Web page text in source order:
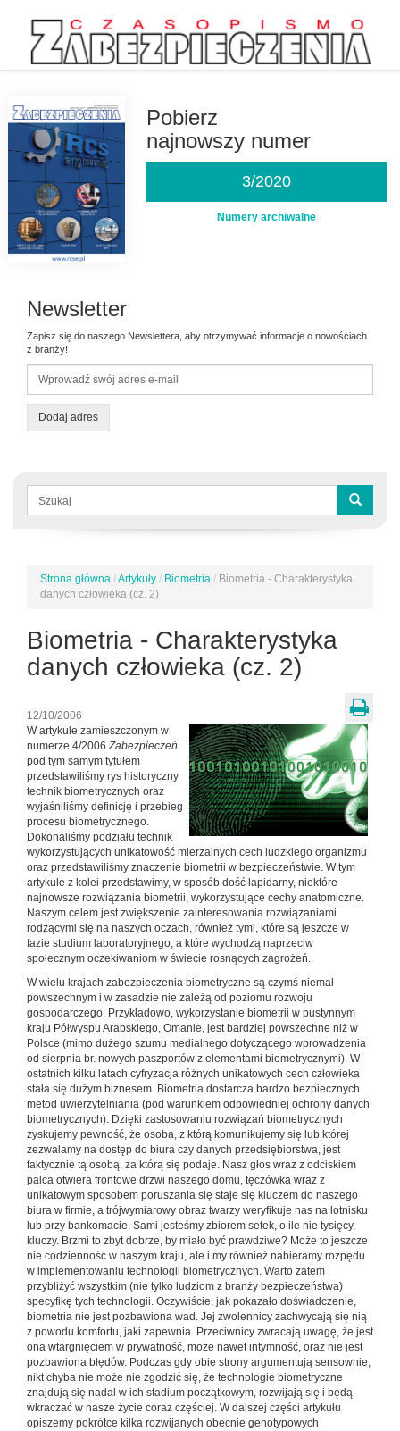
Przejdź
Pobierz
najnowszy numer
3/2020
Numery archiwalne
Newsletter
Zapisz się do naszego Newslettera, aby otrzymywać informacje o nowościach
z branży!
Dodaj adres
Formularz
wyszukiwania
Jesteś
tutaj
Strona główna /Artykuły / Biometria / Biometria - Charakterystyka
danych człowieka (cz. 2)
Biometria - Charakterystyka
danych człowieka (cz. 2)
12/10/2006
W artykule zamieszczonym w
numerze 4/2006Zabezpieczeń
pod tym samym tytułem
przedstawiliśmy rys historyczny
technik biometrycznych oraz
wyjaśniliśmy definicję i przebieg
procesu biometrycznego.
Dokonaliśmy podziału technik
wykorzystujących unikatowość mierzalnych cech ludzkiego organizmu
oraz przedstawiliśmy znaczenie biometrii w bezpieczeństwie. W tym
artykule z kolei przedstawimy, w sposób dość lapidarny, niektóre
najnowsze rozwiązania biometrii, wykorzystujące cechy anatomiczne.
Naszym celem jest zwiększenie zainteresowania rozwiązaniami
rodzącymi się na naszych oczach, również tymi, które są jeszcze w
fazie studium laboratoryjnego, a które wychodzą naprzeciw
społecznym oczekiwaniom w świecie rosnących zagrożeń.
W wielu krajach zabezpieczenia biometryczne są czymś niemal
powszechnym i w zasadzie nie zależą od poziomu rozwoju
gospodarczego. Przykładowo, wykorzystanie biometrii w pustynnym
kraju Półwyspu Arabskiego, Omanie, jest bardziej powszechne niż w
Polsce (mimo dużego szumu medialnego dotyczącego wprowadzenia
od sierpnia br. nowych paszportów z elementami biometrycznymi). W
ostatnich kilku latach cyfryzacja różnych unikatowych cech człowieka
stała się dużym biznesem. Biometria dostarcza bardzo bezpiecznych
metod uwierzytelniania (pod warunkiem odpowiedniej ochrony danych
biometrycznych). Dzięki zastosowaniu rozwiązań biometrycznych
zyskujemy pewność, że osoba, z którą komunikujemy się lub której
zezwalamy na dostęp do biura czy danych przedsiębiorstwa, jest
faktycznie tą osobą, za którą się podaje. Nasz głos wraz z odciskiem
palca otwiera frontowe drzwi naszego domu, tęczówka wraz z
unikatowym sposobem poruszania się staje się kluczem do naszego
biura w firmie, a trójwymiarowy obraz twarzy weryfikuje nas na lotnisku
lub przy bankomacie. Sami jesteśmy zbiorem setek, o ile nie tysięcy,
kluczy. Brzmi to zbyt dobrze, by miało być prawdziwe? Może to jeszcze
nie codzienność w naszym kraju, ale i my również nabieramy rozpędu
w implementowaniu technologii biometrycznych. Warto zatem
przybliżyć wszystkim (nie tylko ludziom z branży bezpieczeństwa)
specyfikę tych technologii. Oczywiście, jak pokazało doświadczenie,
biometria nie jest pozbawiona wad. Jej zwolennicy zachwycają się nią
z powodu komfortu, jaki zapewnia. Przeciwnicy zwracają uwagę, że jest
ona wtargnięciem w prywatność, może nawet intymność, oraz nie jest
pozbawiona błędów. Podczas gdy obie strony argumentują sensownie,
nikt chyba nie może nie zgodzić się, że technologie biometryczne
znajdują się nadal w ich stadium początkowym, rozwijają się i będą
wkraczać w nasze życie coraz częściej. W dalszej części artykułu
opiszemy pokrótce kilka rozwijanych obecnie genotypowych